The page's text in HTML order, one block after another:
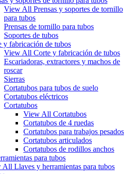
View All Prensas y soportes de tornillo
para tubos
Prensas de tornillo para tubos
Soportes de tubos
y fabricación de tubos
View All Corte y fabricación de tubos
Escariadoras, extractores y machos de
roscar
Sierras
Cortatubos para tubos de suelo
Cortatubos eléctricos
Cortatubos
View All Cortatubos
Cortatubos de 4 ruedas
Cortatubos para trabajos pesados
Cortatubos articulados
Cortatubos de rodillos anchos
para tubos
Llaves y herramientas para tubos